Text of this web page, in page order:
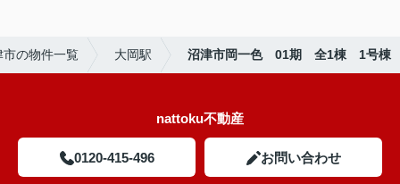
市の物件一覧 大岡駅 沼津市岡一色 01期 全1棟 1号棟
nattoku不動産
0120-415-496 お問い合わせ